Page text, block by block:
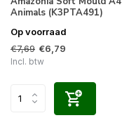
Animals (K3PTA491)
Op voorraad
€7,69 €6,79
Incl. btw